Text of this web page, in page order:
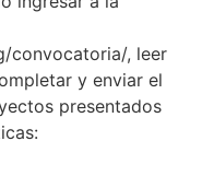
convocatoria/, leer
y enviar el
presentados